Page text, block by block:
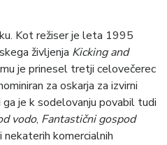
Kot režiser je leta 1995
življenja Kicking and
je prinesel tretji celovečerec
za oskarja za izvirni
je k sodelovanju povabil tudi
vodo, Fantastični gospod
komercialnih